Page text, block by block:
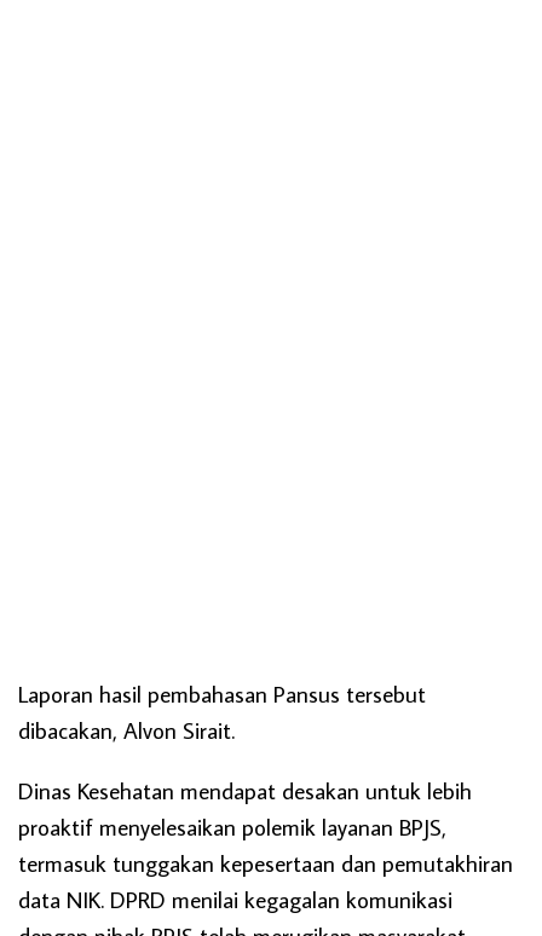
Laporan hasil pembahasan Pansus tersebut
dibacakan, Alvon Sirait.
Dinas Kesehatan mendapat desakan untuk lebih
proaktif menyelesaikan polemik layanan BPJS,
termasuk tunggakan kepesertaan dan pemutakhiran
data NIK. DPRD menilai kegagalan komunikasi